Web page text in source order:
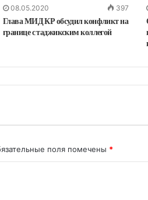
08.05.2020 397
Глава МИД КР обсудил конфликт на
границе с таджикским коллегой
поля помечены *